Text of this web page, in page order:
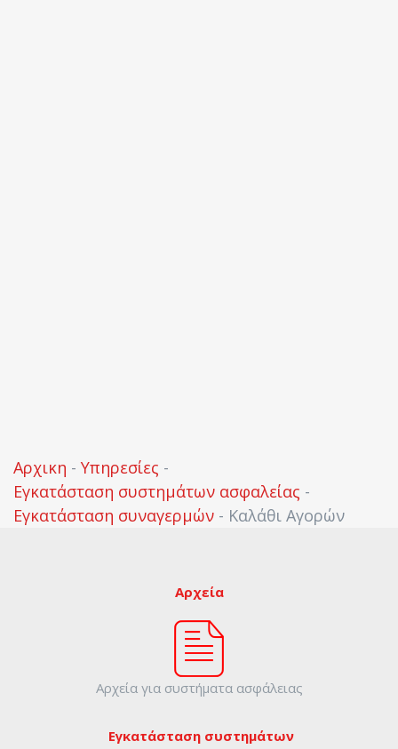
Αρχικη - Υπηρεσίες -
Εγκατάσταση συστημάτων ασφαλείας -
Εγκατάσταση συναγερμών - Καλάθι Αγορών
Αρχεία
Αρχεία για συστήματα ασφάλειας
Εγκατάσταση συστημάτων